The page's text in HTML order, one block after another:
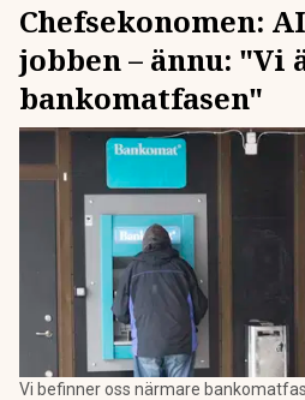
Chefsekonomen:
jobben – ännu: "Vi
bankomatfasen"
Vi befinner oss närmare